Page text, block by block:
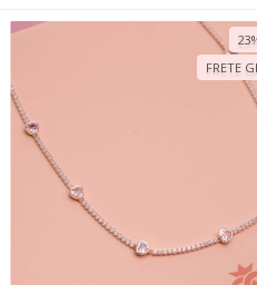
23
FRETE